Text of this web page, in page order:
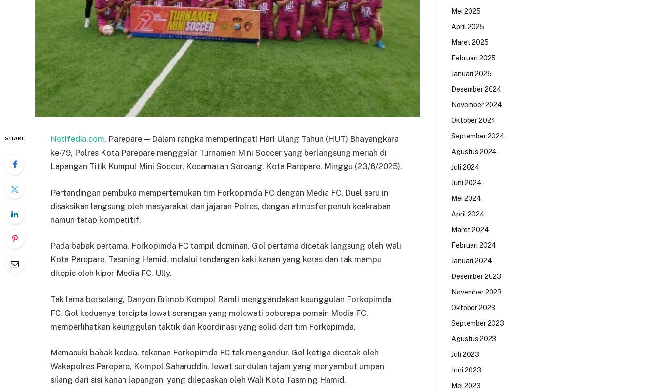
SHARE Notifedia.com, Parepare — Dalam rangka memperingati Hari Ulang Tahun (HUT) Bhayangkara
ke-79, Polres Kota Parepare menggelar Turnamen Mini Soccer yang berlangsung meriah di
Lapangan Titik Kumpul Mini Soccer, Kecamatan Soreang, Kota Parepare, Minggu (23/6/2025).
Pertandingan pembuka mempertemukan tim Forkopimda FC dengan Media FC. Duel seru ini
disaksikan langsung oleh masyarakat dan jajaran Polres, dengan atmosfer penuh keakraban
namun tetap kompetitif.
Pada babak pertama, Forkopimda FC tampil dominan. Gol pertama dicetak langsung oleh Wali
Kota Parepare, Tasming Hamid, melalui tendangan kaki kanan yang keras dan tak mampu
ditepis oleh kiper Media FC, Ully.
Tak lama berselang, Danyon Brimob Kompol Ramli menggandakan keunggulan Forkopimda
FC. Gol keduanya tercipta lewat serangan yang melewati beberapa pemain Media FC,
memperlihatkan keunggulan taktik dan koordinasi yang solid dari tim Forkopimda.
Memasuki babak kedua, tekanan Forkopimda FC tak mengendur. Gol ketiga dicetak oleh
Wakapolres Parepare, Kompol Saharuddin, lewat sundulan tajam yang menyambut umpan
silang dari sisi kanan lapangan, yang dilepaskan oleh Wali Kota Tasming Hamid.
Mei 2025
April 2025
Maret 2025
Februari 2025
Januari 2025
Desember 2024
November 2024
Oktober 2024
September 2024
Agustus 2024
Juli 2024
Juni 2024
Mei 2024
April 2024
Maret 2024
Februari 2024
Januari 2024
Desember 2023
November 2023
Oktober 2023
September 2023
Agustus 2023
Juli 2023
Juni 2023
Mei 2023